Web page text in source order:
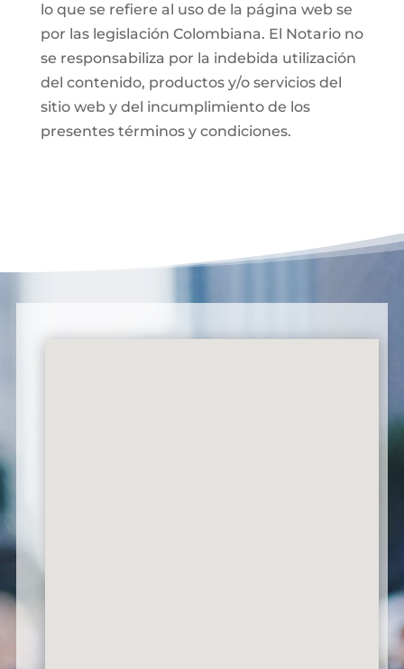
lo que se refiere al uso de la página web se
por las legislación Colombiana. El Notario no
se responsabiliza por la indebida utilización
del contenido, productos y/o servicios del
sitio web y del incumplimiento de los
presentes términos y condiciones.